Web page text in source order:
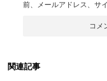
前、メールアドレス、サ
関連記事